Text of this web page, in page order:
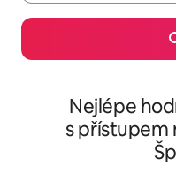
Nejlépe
s přístupem